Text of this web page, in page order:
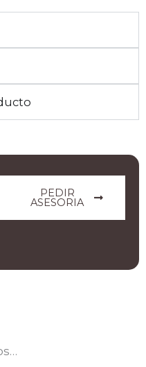
PEDIR
ASESORIA